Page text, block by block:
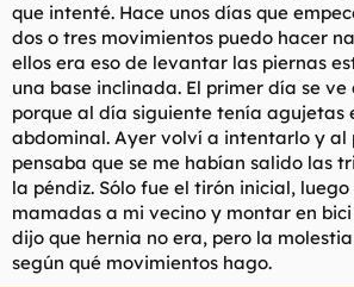
que intenté. Hace unos días que
dos o tres movimientos puedo hacer
ellos era eso de levantar las piernas
una base inclinada. El primer día se ve
porque al día siguiente tenía agujetas
abdominal. Ayer volví a intentarlo y al
pensaba que se me habían salido las
la péndiz. Sólo fue el tirón inicial,
mamadas a mi vecino y montar en
dijo que hernia no era, pero la
según qué movimientos hago.